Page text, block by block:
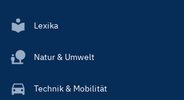
Lexika
Natur & Umwelt
Technik & Mobilität